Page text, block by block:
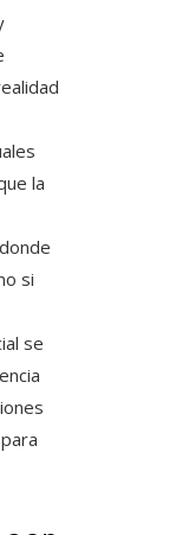
la
si
se